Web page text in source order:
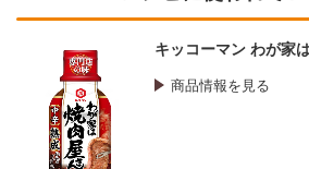
キッコーマン わが家
商品情報を見る